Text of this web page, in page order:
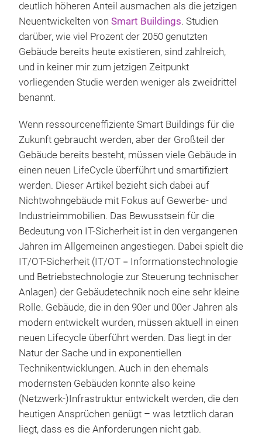
deutlich höheren Anteil ausmachen als die jetzigen
Neuentwickelten von Smart Buildings. Studien
darüber, wie viel Prozent der 2050 genutzten
Gebäude bereits heute existieren, sind zahlreich,
und in keiner mir zum jetzigen Zeitpunkt
vorliegenden Studie werden weniger als zweidrittel
benannt.
Wenn ressourceneffiziente Smart Buildings für die
Zukunft gebraucht werden, aber der Großteil der
Gebäude bereits besteht, müssen viele Gebäude in
einen neuen LifeCycle überführt und smartifiziert
werden. Dieser Artikel bezieht sich dabei auf
Nichtwohngebäude mit Fokus auf Gewerbe- und
Industrieimmobilien. Das Bewusstsein für die
Bedeutung von IT-Sicherheit ist in den vergangenen
Jahren im Allgemeinen angestiegen. Dabei spielt die
IT/OT-Sicherheit (IT/OT = Informationstechnologie
und Betriebstechnologie zur Steuerung technischer
Anlagen) der Gebäudetechnik noch eine sehr kleine
Rolle. Gebäude, die in den 90er und 00er Jahren als
modern entwickelt wurden, müssen aktuell in einen
neuen Lifecycle überführt werden. Das liegt in der
Natur der Sache und in exponentiellen
Technikentwicklungen. Auch in den ehemals
modernsten Gebäuden konnte also keine
(Netzwerk-)Infrastruktur entwickelt werden, die den
heutigen Ansprüchen genügt – was letztlich daran
liegt, dass es die Anforderungen nicht gab.